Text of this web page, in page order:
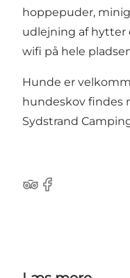
hoppepuder,
udlejning af hytter
wifi på hele
Hunde er
hundeskov findes
Sydstrand
Tripadvisor
Facebook